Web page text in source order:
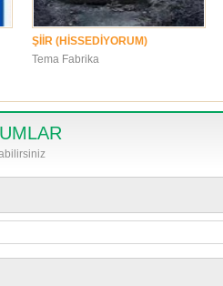
ŞİİR (HİSSEDİYORUM)
Tema Fabrika